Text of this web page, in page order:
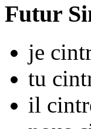
Futur
je
tu
il cintr